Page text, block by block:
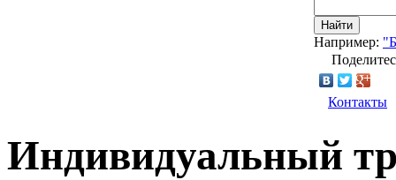
Найти
Например:
Контакты
Индивидуальный